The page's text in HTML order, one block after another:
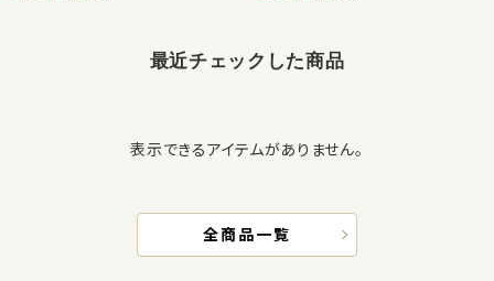
最近チェックした商品
表示できるアイテムがありません。
全商品一覧